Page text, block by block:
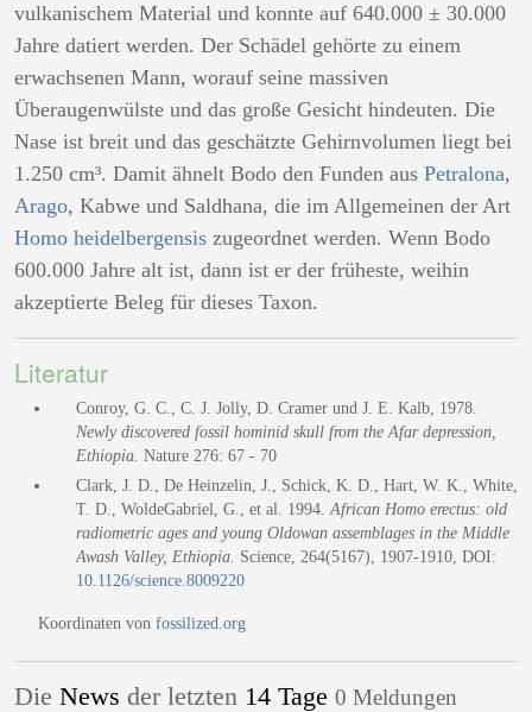
vulkanischem Material und konnte auf 640.000 ± 30.000
Jahre datiert werden. Der Schädel gehörte zu einem
erwachsenen Mann, worauf seine massiven
Überaugenwülste und das große Gesicht hindeuten. Die
Nase ist breit und das geschätzte Gehirnvolumen liegt bei
1.250 cm³. Damit ähnelt Bodo den Funden aus Petralona,
Arago, Kabwe und Saldhana, die im Allgemeinen der Art
Homo heidelbergensis zugeordnet werden. Wenn Bodo
600.000 Jahre alt ist, dann ist er der früheste, weihin
akzeptierte Beleg für dieses Taxon.
Literatur
Conroy, G. C., C. J. Jolly, D. Cramer und J. E. Kalb, 1978.
Newly discovered fossil hominid skull from the Afar depression,
Ethiopia. Nature 276: 67 - 70
Clark, J. D., De Heinzelin, J., Schick, K. D., Hart, W. K., White,
T. D., WoldeGabriel, G., et al. 1994.African Homo erectus: old
radiometric ages and young Oldowan assemblages in the Middle
Awash Valley, Ethiopia. Science, 264(5167), 1907-1910, DOI:
10.1126/science.8009220
Koordinaten von fossilized.org
Die News der letzten 14 Tage 0 Meldungen